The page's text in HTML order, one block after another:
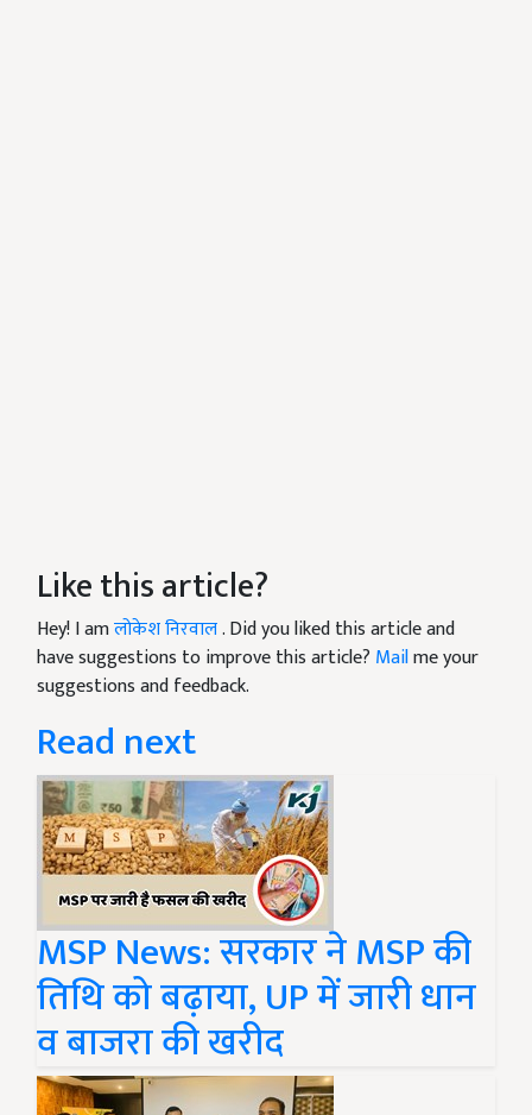
Like this article?
Hey! I amलोकेश निरवाल. Did you liked this article and
have suggestions to improve this article? Mailme your
suggestions and feedback.
Read next
MSP News: सरकार ने MSP की
तिथि को बढ़ाया, UP में जारी धान
व बाजरा की खरीद